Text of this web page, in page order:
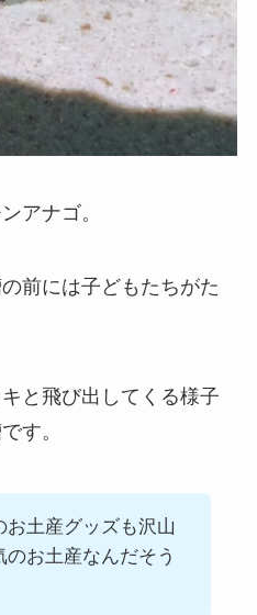
アナゴ。
前には子どもたちがた
と飛び出してくる様子
す。
お土産グッズも沢山
のお土産なんだそう